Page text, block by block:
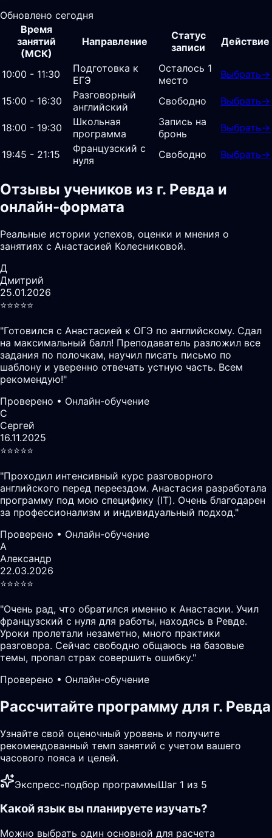
Обновлено сегодня
Время
занятий
(МСК)
Направление
Статус
записи
Действие
10:00 - 11:30
Подготовка к
ЕГЭ
Осталось 1
место
Выбрать→
15:00 - 16:30
Разговорный
английский
Свободно Выбрать→
18:00 - 19:30
Школьная
программа
Запись на
бронь
Выбрать→
19:45 - 21:15
Французский с
нуля
Свободно Выбрать→
Отзывы учеников из г. Ревда и
онлайн-формата
Реальные истории успехов, оценки и мнения о
занятиях с Анастасией Колесниковой.
Д
Дмитрий
25.01.2026
⭐️⭐️⭐️⭐️⭐️
"Готовился с Анастасией к ОГЭ по английскому. Сдал
на максимальный балл! Преподаватель разложил все
задания по полочкам, научил писать письмо по
шаблону и уверенно отвечать устную часть. Всем
рекомендую!"
Проверено • Онлайн-обучение
С
Сергей
16.11.2025
⭐️⭐️⭐️⭐️⭐️
"Проходил интенсивный курс разговорного
английского перед переездом. Анастасия разработала
программу под мою специфику (IT). Очень благодарен
за профессионализм и индивидуальный подход."
Проверено • Онлайн-обучение
А
Александр
22.03.2026
⭐️⭐️⭐️⭐️⭐️
"Очень рад, что обратился именно к Анастасии. Учил
французский с нуля для работы, находясь в Ревде.
Уроки пролетали незаметно, много практики
разговора. Сейчас свободно общаюсь на базовые
темы, пропал страх совершить ошибку."
Проверено • Онлайн-обучение
Рассчитайте программу для г. Ревда
Узнайте свой оценочный уровень и получите
рекомендованный темп занятий с учетом вашего
часового пояса и целей.
Экспресс-подбор программыШаг 1 из 5
Какой язык вы планируете изучать?
Можно выбрать один основной для расчета